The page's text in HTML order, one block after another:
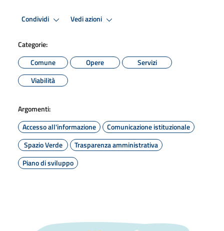
Condividi Vedi azioni
Categorie:
Comune
Opere
Servizi
Viabilità
Argomenti:
Accesso all'informazione
Comunicazione istituzionale
Spazio Verde
Trasparenza amministrativa
Piano di sviluppo